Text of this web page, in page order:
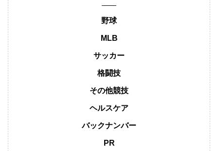
野球
MLB
サッカー
格闘技
その他競技
ヘルスケア
バックナンバー
PR